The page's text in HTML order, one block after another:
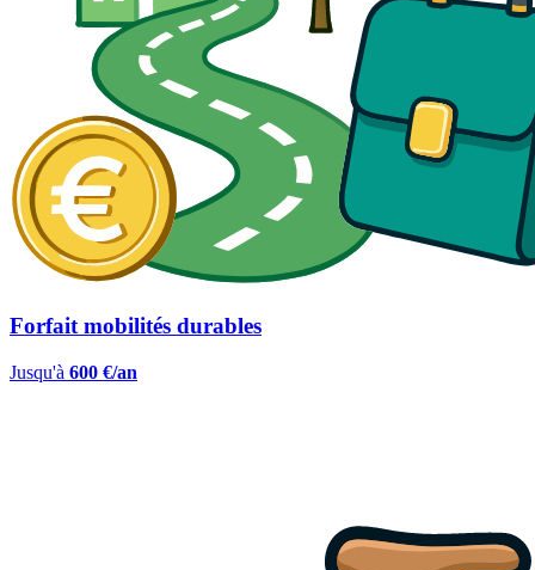
Forfait mobilités durables
Jusqu'à 600 €/an